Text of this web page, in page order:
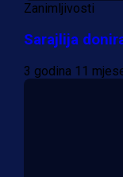
Zanimljivosti
Sarajlija
3 godina 11